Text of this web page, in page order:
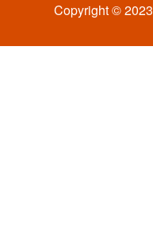
Copyright ©